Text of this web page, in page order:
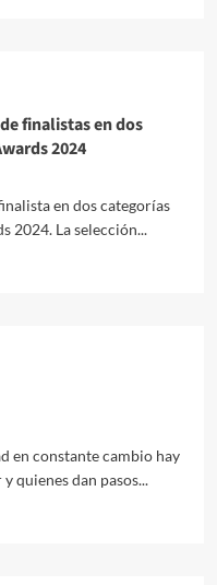
finalistas en dos
2024
en dos categorías
2024. La selección...
en constante cambio hay
quienes dan pasos...